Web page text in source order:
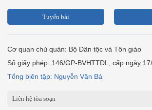
Tuyến bài
Cơ quan chủ quản: Bộ Dân tộc và Tôn giáo
Số giấy phép: 146/GP-BVHTTDL, cấp ngày
Tổng biên tập: Nguyễn Văn Bá
Liên hệ tòa soạn